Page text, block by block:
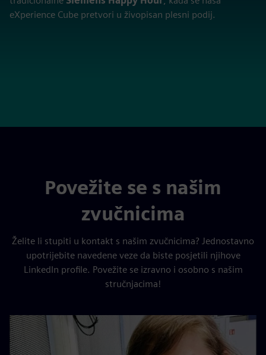
eXperience Cube pretvori u živopisan plesni podij.
Povežite se s našim
zvučnicima
Želite li stupiti u kontakt s našim zvučnicima? Jednostavno
upotrijebite navedene veze da biste posjetili njihove
LinkedIn profile. Povežite se izravno i osobno s našim
stručnjacima!